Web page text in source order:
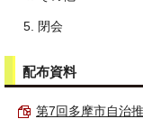
閉会
配布資料
第7回多摩市自治